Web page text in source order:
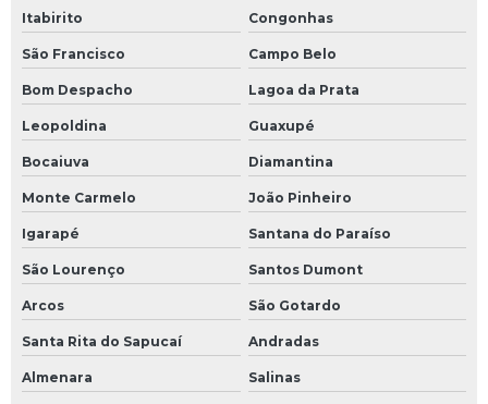
Itabirito Congonhas
São Francisco Campo Belo
Bom Despacho Lagoa da Prata
Leopoldina Guaxupé
Bocaiuva Diamantina
Monte Carmelo João Pinheiro
Igarapé Santana do Paraíso
São Lourenço Santos Dumont
Arcos São Gotardo
Santa Rita do Sapucaí Andradas
Almenara Salinas